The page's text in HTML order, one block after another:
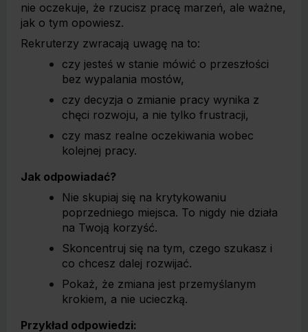
nie oczekuje, że rzucisz pracę marzeń, ale ważne,
jak o tym opowiesz.
Rekruterzy zwracają uwagę na to:
czy jesteś w stanie mówić o przeszłości
bez wypalania mostów,
czy decyzja o zmianie pracy wynika z
chęci rozwoju, a nie tylko frustracji,
czy masz realne oczekiwania wobec
kolejnej pracy.
Jak odpowiadać?
Nie skupiaj się na krytykowaniu
poprzedniego miejsca. To nigdy nie działa
na Twoją korzyść.
Skoncentruj się na tym, czego szukasz i
co chcesz dalej rozwijać.
Pokaż, że zmiana jest przemyślanym
krokiem, a nie ucieczką.
Przykład odpowiedzi: